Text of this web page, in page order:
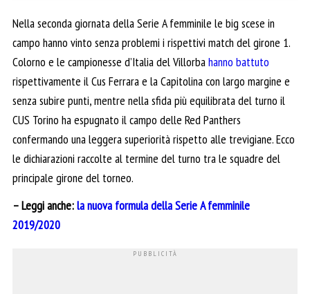
Nella seconda giornata della Serie A femminile le big scese in
campo hanno vinto senza problemi i rispettivi match del girone 1.
Colorno e le campionesse d’Italia del Villorbahanno battuto
rispettivamente il Cus Ferrara e la Capitolina con largo margine e
senza subire punti, mentre nella sfida più equilibrata del turno il
CUS Torino ha espugnato il campo delle Red Panthers
confermando una leggera superiorità rispetto alle trevigiane. Ecco
le dichiarazioni raccolte al termine del turno tra le squadre del
principale girone del torneo.
– Leggi anche:la nuova formula della Serie A femminile
2019/2020